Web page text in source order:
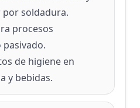
por soldadura.
procesos
de higiene en
y bebidas.